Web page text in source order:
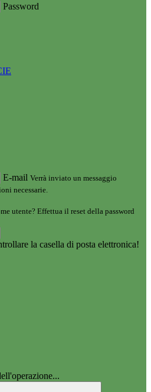
Password
E-mail Verrà inviato un messaggio
necessarie.
utente? Effettua il reset della password
la casella di posta elettronica!